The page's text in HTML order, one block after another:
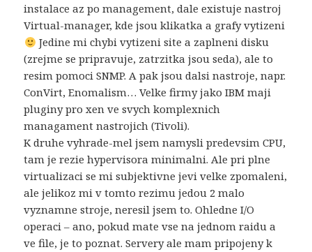
instalace az po management, dale existuje nastroj
Virtual-manager, kde jsou klikatka a grafy vytizeni
Jedine mi chybi vytizeni site a zaplneni disku
(zrejme se pripravuje, zatrzitka jsou seda), ale to
resim pomoci SNMP. A pak jsou dalsi nastroje, napr.
ConVirt, Enomalism… Velke firmy jako IBM maji
pluginy pro xen ve svych komplexnich
managament nastrojich (Tivoli).
K druhe vyhrade-mel jsem namysli predevsim CPU,
tam je rezie hypervisora minimalni. Ale pri plne
virtualizaci se mi subjektivne jevi velke zpomaleni,
ale jelikoz mi v tomto rezimu jedou 2 malo
vyznamne stroje, neresil jsem to. Ohledne I/O
operaci – ano, pokud mate vse na jednom raidu a
ve file, je to poznat. Servery ale mam pripojeny k